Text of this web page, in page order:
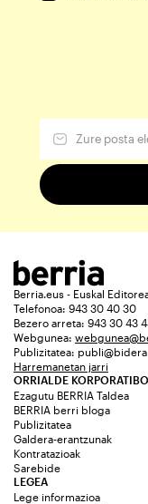
Berria.eus - Euskal
Telefonoa: 943 30 40 30
Bezero arreta: 943 30 43
Webgunea:
Publizitatea:
Harremanetan jarri
ORRIALDE
Ezagutu BERRIA Taldea
BERRIA berri bloga
Publizitatea
Galdera-erantzunak
Kontratazioak
Sarebide
LEGEA
Lege informazioa